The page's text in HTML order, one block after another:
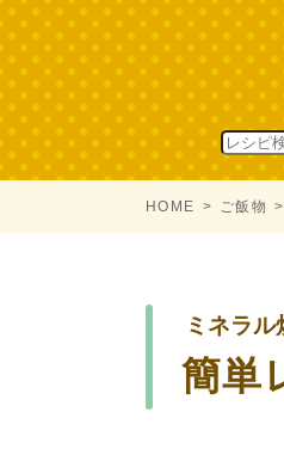
HOME ご飯物
ミネラル
簡単